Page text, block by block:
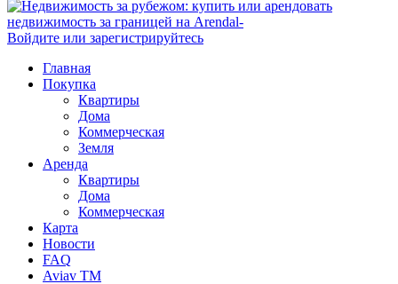
Войдите или зарегистрируйтесь
Главная
Покупка
Квартиры
Дома
Коммерческая
Земля
Аренда
Квартиры
Дома
Коммерческая
Карта
Новости
FAQ
Aviav TM